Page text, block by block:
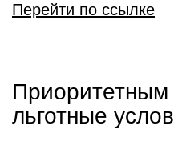
Перейти по ссылке
Приоритетным
льготные